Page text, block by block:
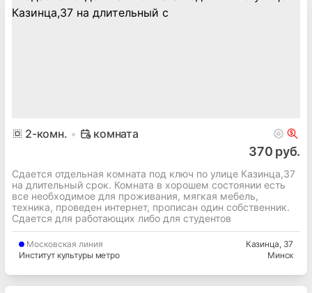
2-комн. комната
370 руб.
Сдается отдельная комната под ключ по улице Казинца,37
на длительный срок. Комната в хорошем состоянии есть
все необходимое для проживания, мягкая мебель,
техника, проведен интернет, прописан один собственник.
Сдается для работающих либо для студентов
Московская линия
Институт культуры метро
Казинца, 37
Минск